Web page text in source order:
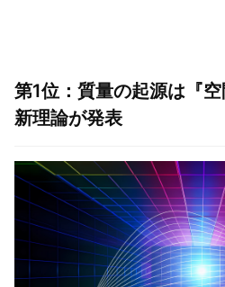
第1位：質量の起源は『
新理論が発表